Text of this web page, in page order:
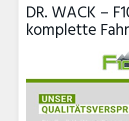
DR. WACK –
komplette